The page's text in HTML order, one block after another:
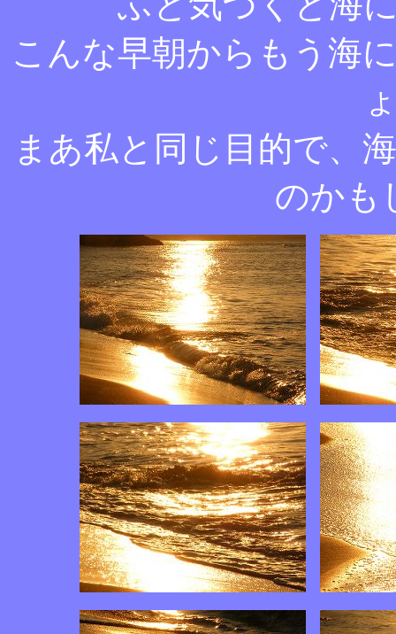
こんな早朝からもう海
まあ私と同じ目的で、
のかも